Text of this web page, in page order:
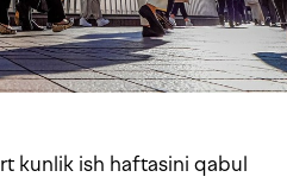
kunlik ish haftasini qabul